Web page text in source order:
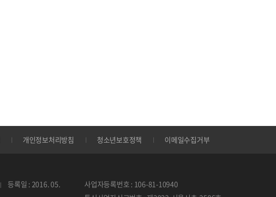
개인정보처리방침 청소년보호정책 이메일수집거부
등록일 : 2016. 05.
사업자등록번호 : 106-81-10940